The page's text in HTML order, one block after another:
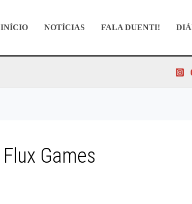
INÍCIO NOTÍCIAS FALA DUENTI!
Flux Games